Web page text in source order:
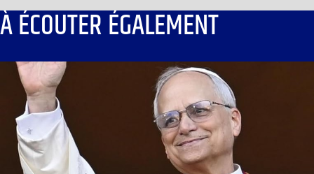
À ÉCOUTER ÉGALEMENT